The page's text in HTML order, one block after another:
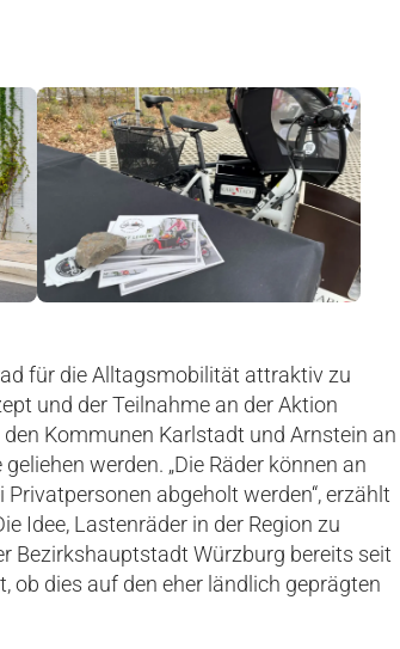
für die Alltagsmobilität attraktiv zu
und der Teilnahme an der Aktion
Kommunen Karlstadt und Arnstein an
werden. „Die Räder können an
abgeholt werden“, erzählt
Idee, Lastenräder in der Region zu
Bezirkshauptstadt Würzburg bereits seit
ob dies auf den eher ländlich geprägten